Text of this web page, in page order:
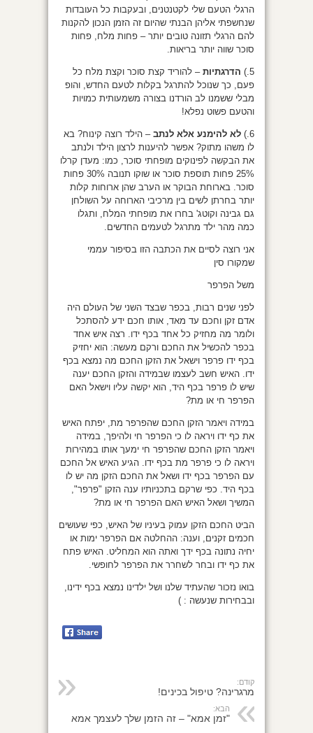
הרגלי הטעם שלי לקטנטנים, ובעקבות כל העובדות
שנחשפתי אליהן הבנתי שהיום זה הזמן הנכון להקנות
להם הרגלי תזונה טובים יותר – פחות מלח, פחות
סוכר שווה יותר בריאות.
5.) הדרגתיות – להוריד קצת סוכר וקצת מלח כל
פעם, כך שנוכל להתרגל בקלות לטעם החדש, והופ
מבלי ששמנו לב הורדנו בצורה משמעותית כמויות
והטעם פשוט נפלא!
6.) לא להימנע אלא לנתב – הילד רוצה קינוח? בא
לו משהו מתוק? אפשר להיענות לרצון הילד ולנתב
את הבקשה לפינוקים מופחתי סוכר, כמו: מעדן קרלו
25% פחות תוספת סוכר או שוקו תנובה 30% פחות
סוכר. בארוחת הבוקר או הערב שהן ארוחות קלות
יותר בחרתן לשים בין מרכיבי הארוחה על השולחן
גם גבינה וקוטג' בחרו את מופחתי המלח, ותגלו
כמה מהר ילד מתרגל לטעמים החדשים.
אני רוצה לסיים את הכתבה הזו בסיפור עממי
שמקורו סין
משל הפרפר
לפני שנים רבות, בכפר שבצד השני של העולם היה
אדם זקן וחכם עד מאד, אותו חכם ידע להסתכל
ולומר מה מחזיק כל אחד בכף ידו. רצה איש אחד
בכפר להכשיל את החכם ורקם מעשה: הוא יחזיק
בכף ידו פרפר וישאל את הזקן החכם מה נמצא בכף
ידו. האיש חשב לעצמו שבמידה והזקן החכם יענה
שיש לו פרפר בכף היד, הוא יקשה עליו וישאל האם
הפרפר חי או מת?
במידה ויאמר הזקן החכם שהפרפר מת, יפתח האיש
את כף ידו ויראה לו כי הפרפר חי ולהיפך, במידה
ויאמר הזקן החכם שהפרפר חי ימעך אותו במהירות
ויראה לו כי פרפר מת בכף ידו. הגיע האיש אל החכם
עם הפרפר בכף ידו ושאל את החכם הזקן מה יש לו
בכף היד. כפי שרקם בתכניותיו ענה הזקן "פרפר",
המשיך ושאל האיש האם הפרפר חי או מת?
הביט החכם הזקן עמוק בעיניו של האיש, כפי שעושים
חכמים זקנים, וענה: ההחלטה אם הפרפר ימות או
יחיה נתונה בכף ידך ואתה הוא המחליט. האיש פתח
את כף ידו ובחר לשחרר את הפרפר לחופשי.
בואו נזכור שהעתיד שלנו ושל ילדינו נמצא בכף ידינו,
ובבחירות שנעשה : )
קודם:
מרגרינה? טיפול בכינים!
הבא:
"זמן אמא" – זה הזמן שלך לעצמך אמא